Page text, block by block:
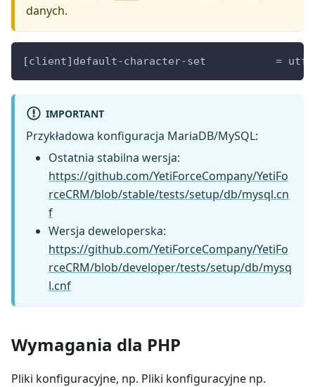
danych.
[client] default-character-set =
IMPORTANT
Przykładowa konfiguracja MariaDB/MySQL:
Ostatnia stabilna wersja:
https://github.com/YetiForceCompany/YetiFo
rceCRM/blob/stable/tests/setup/db/mysql.cn
f
Wersja deweloperska:
https://github.com/YetiForceCompany/YetiFo
rceCRM/blob/developer/tests/setup/db/mysq
l.cnf
Wymagania dla PHP
Pliki konfiguracyjne, np. Pliki konfiguracyjne np.